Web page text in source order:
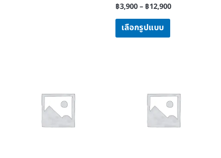
฿3,900– ฿12,900
เลือกรูปแบบ
page